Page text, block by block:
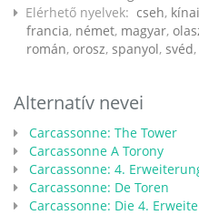
Elérhető nyelvek: cseh, kínai
francia, német, magyar,
román, orosz, spanyol, svéd,
Alternatív nevei
Carcassonne: The Tower
Carcassonne A Torony
Carcassonne: 4.
Carcassonne: De Toren
Carcassonne: Die 4.